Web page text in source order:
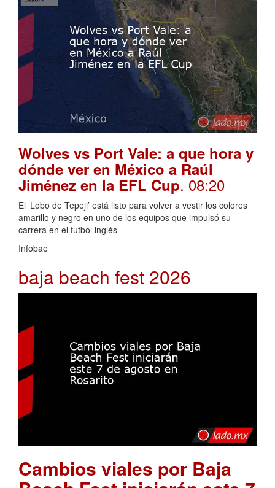
Wolves vs Port Vale: a que hora y
dónde ver en México a Raúl
Jiménez en la EFL Cup. 08:20
El ‘Lobo de Tepeji’ está listo para volver a vestir los colores
amarillo y negro en uno de los equipos que impulsó su
carrera en el futbol inglés
Infobae
baja beach fest 2026
Cambios viales por Baja